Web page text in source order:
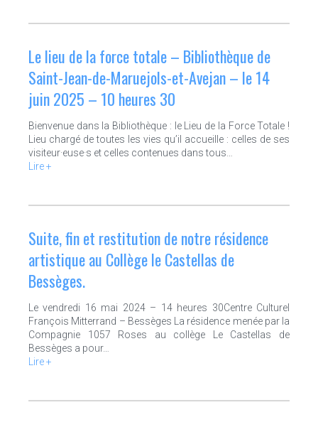
Le lieu de la force totale – Bibliothèque de
Saint-Jean-de-Maruejols-et-Avejan – le 14
juin 2025 – 10 heures 30
Bienvenue dans la Bibliothèque : le Lieu de la Force Totale !
Lieu chargé de toutes les vies qu’il accueille : celles de ses
visiteur·euse·s et celles contenues dans tous…
Lire +
Suite, fin et restitution de notre résidence
artistique au Collège le Castellas de
Bessèges.
Le vendredi 16 mai 2024 – 14 heures 30Centre Culturel
François Mitterrand – Bessèges La résidence menée par la
Compagnie 1057 Roses au collège Le Castellas de
Bessèges a pour…
Lire +